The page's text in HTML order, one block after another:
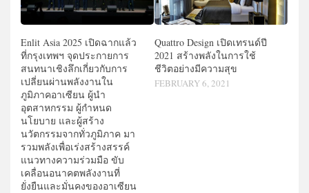
Enlit Asia 2025 เปิดฉากแล้ว
ที่กรุงเทพฯ จุดประกายการ
สนทนาเชิงลึกเกี่ยวกับการ
เปลี่ยนผ่านพลังงานใน
ภูมิภาคอาเซียน ผู้นำ
อุตสาหกรรม ผู้กำหนด
นโยบาย และผู้สร้าง
นวัตกรรมจากทั่วภูมิภาค มา
รวมพลังเพื่อเร่งสร้างสรรค์
แนวทางความร่วมมือ ขับ
เคลื่อนอนาคตพลังงานที่
ยั่งยืนและมั่นคงของอาเซียน
Quattro Design เปิดเทรนด์ปี
2021 สร้างพลังในการใช้
ชีวิตอย่างมีความสุข
FEBRUARY 6, 2021